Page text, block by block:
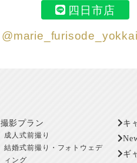
四日市店
撮影プラン
成人式前撮り
結婚式前撮り・フォトウェデ
ィング
キ
ギ